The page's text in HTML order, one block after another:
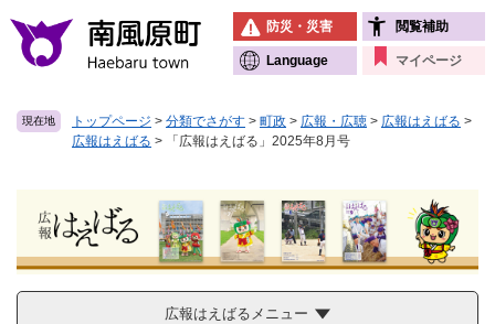
メニューを飛ばして本文へ
防災・災害 閲覧補助
Language マイページ
現在地 トップページ > 分類でさがす > 町政 > 広報・広聴 > 広報はえばる >
広報はえばる > 「広報はえばる」2025年8月号
広報はえばるメニュー